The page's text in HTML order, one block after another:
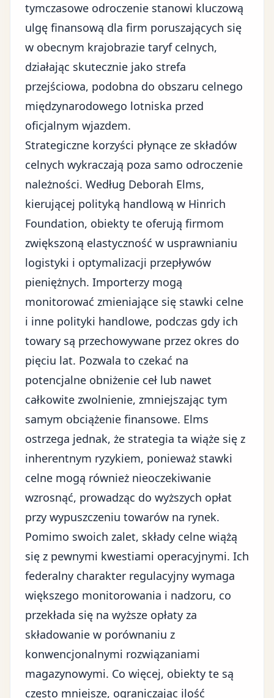
tymczasowe odroczenie stanowi kluczową
ulgę finansową dla firm poruszających się
w obecnym krajobrazie taryf celnych,
działając skutecznie jako strefa
przejściowa, podobna do obszaru celnego
międzynarodowego lotniska przed
oficjalnym wjazdem.
Strategiczne korzyści płynące ze składów
celnych wykraczają poza samo odroczenie
należności. Według Deborah Elms,
kierującej polityką handlową w Hinrich
Foundation, obiekty te oferują firmom
zwiększoną elastyczność w usprawnianiu
logistyki i optymalizacji przepływów
pieniężnych. Importerzy mogą
monitorować zmieniające się stawki celne
i inne polityki handlowe, podczas gdy ich
towary są przechowywane przez okres do
pięciu lat. Pozwala to czekać na
potencjalne obniżenie ceł lub nawet
całkowite zwolnienie, zmniejszając tym
samym obciążenie finansowe. Elms
ostrzega jednak, że strategia ta wiąże się z
inherentnym ryzykiem, ponieważ stawki
celne mogą również nieoczekiwanie
wzrosnąć, prowadząc do wyższych opłat
przy wypuszczeniu towarów na rynek.
Pomimo swoich zalet, składy celne wiążą
się z pewnymi kwestiami operacyjnymi. Ich
federalny charakter regulacyjny wymaga
większego monitorowania i nadzoru, co
przekłada się na wyższe opłaty za
składowanie w porównaniu z
konwencjonalnymi rozwiązaniami
magazynowymi. Co więcej, obiekty te są
często mniejsze, ograniczając ilość